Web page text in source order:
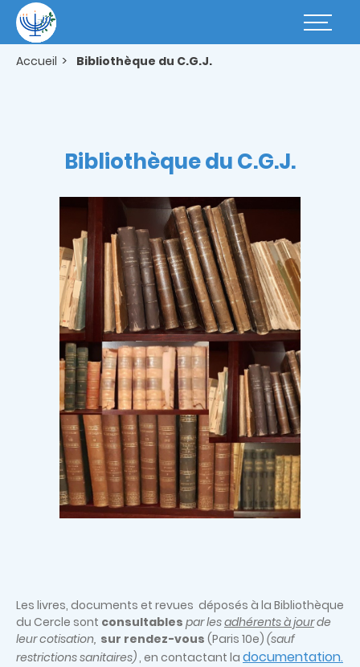
contenu
principal
Basculer
Accueil Bibliothèque du C.G.J.
Bibliothèque du C.G.J.
Les livres, documents et revues déposés à la Bibliothèque
du Cercle sont consultables par lesadhérents à jourde
leur cotisation, sur rendez-vous (Paris 10e) (sauf
restrictions sanitaires), en contactant la documentation.